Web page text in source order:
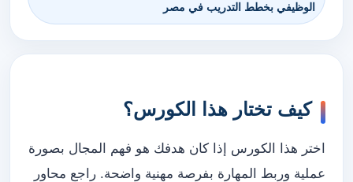
الوظيفي بخطط التدريب في مصر
كيف تختار هذا الكورس؟
اختر هذا الكورس إذا كان هدفك هو فهم المجال بصورة
عملية وربط المهارة بفرصة مهنية واضحة. راجع محاور